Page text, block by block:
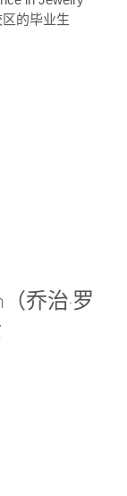
的毕业生
乔治·罗